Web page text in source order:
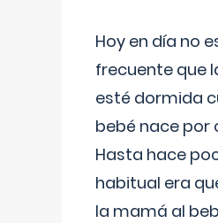
Hoy en día no
frecuente que
esté dormida
bebé nace por
Hasta hace
habitual era
la mamá al